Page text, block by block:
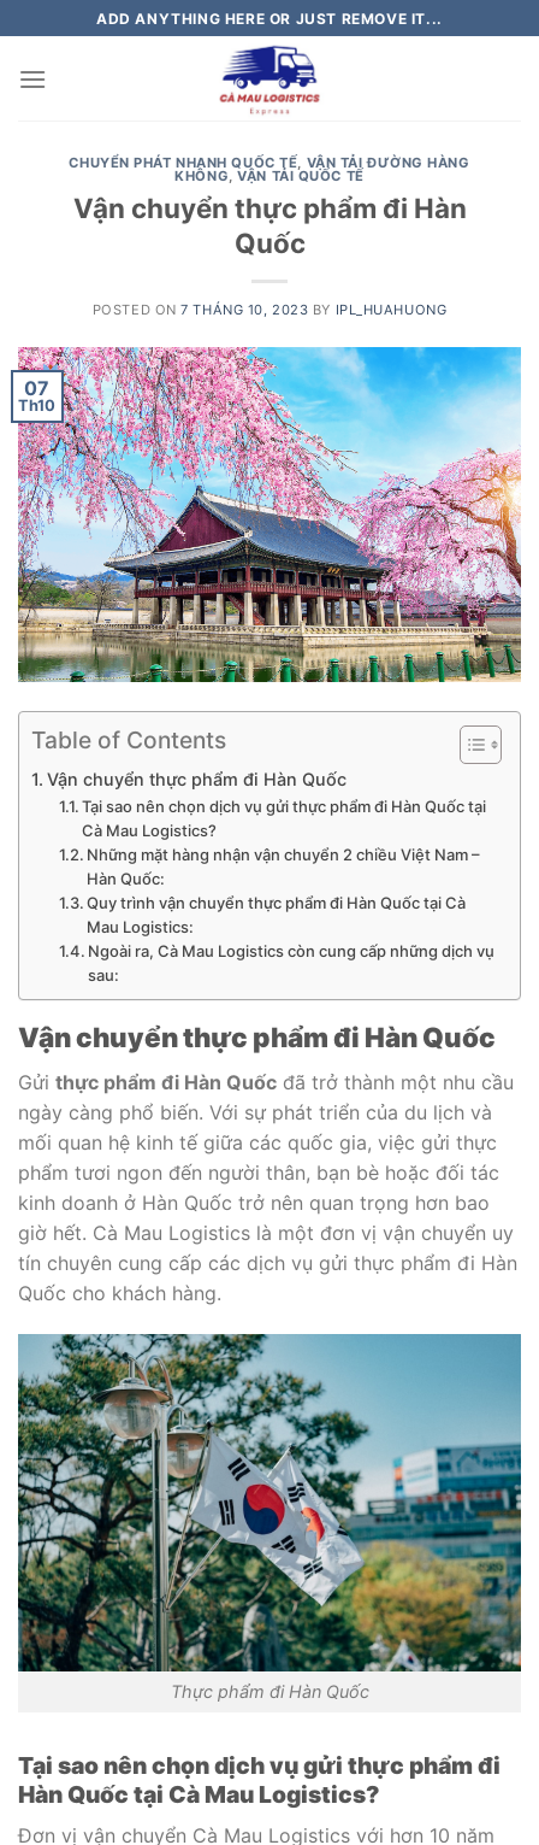
to
content
ADD ANYTHING HERE OR JUST REMOVE IT...
CHUYỂN PHÁT NHANH QUỐC TẾ, VẬN TẢI ĐƯỜNG HÀNG
KHÔNG,VẬN TẢI QUỐC TẾ
Vận chuyển thực phẩm đi Hàn
Quốc
POSTED ON7 THÁNG 10, 2023 BY IPL_HUAHUONG
07
Th10
Table of Contents
Vận chuyển thực phẩm đi Hàn Quốc
Tại sao nên chọn dịch vụ gửi thực phẩm đi Hàn Quốc tại
Cà Mau Logistics?
Những mặt hàng nhận vận chuyển 2 chiều Việt Nam –
Hàn Quốc:
Quy trình vận chuyển thực phẩm đi Hàn Quốc tại Cà
Mau Logistics:
Ngoài ra, Cà Mau Logistics còn cung cấp những dịch vụ
sau:
Vận chuyển thực phẩm đi Hàn Quốc
Gửi thực phẩm đi Hàn Quốc đã trở thành một nhu cầu
ngày càng phổ biến. Với sự phát triển của du lịch và
mối quan hệ kinh tế giữa các quốc gia, việc gửi thực
phẩm tươi ngon đến người thân, bạn bè hoặc đối tác
kinh doanh ở Hàn Quốc trở nên quan trọng hơn bao
giờ hết. Cà Mau Logistics là một đơn vị vận chuyển uy
tín chuyên cung cấp các dịch vụ gửi thực phẩm đi Hàn
Quốc cho khách hàng.
Thực phẩm đi Hàn Quốc
Tại sao nên chọn dịch vụ gửi thực phẩm đi
Hàn Quốc tại Cà Mau Logistics?
Đơn vị vận chuyển Cà Mau Logistics với hơn 10 năm